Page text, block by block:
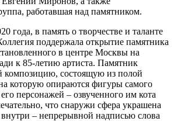
работавшая над памятником.
года, в память о творчестве и таланте
поддержала открытие памятника
в центре Москвы на
к 85-летию артиста. Памятник
композицию, состоящую из полой
которую опираются фигуры самого
персонажей – озвученного им кота
что снаружи сфера украшена
внутри – непрерывной надписью слова